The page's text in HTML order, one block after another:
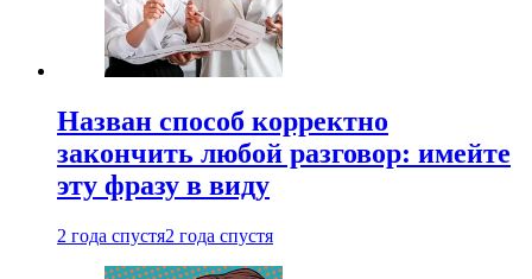
Назван способ корректно
закончить любой разговор: имейте
эту фразу в виду
2 года спустя2 года спустя